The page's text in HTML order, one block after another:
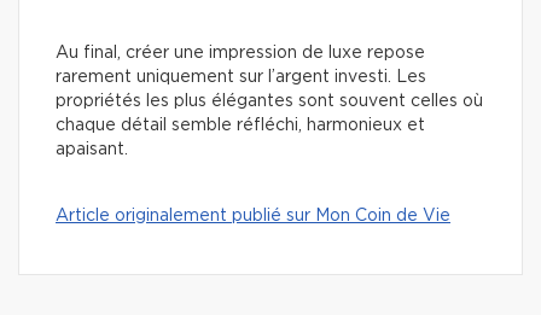
Au final, créer une impression de luxe repose
rarement uniquement sur l’argent investi. Les
propriétés les plus élégantes sont souvent celles où
chaque détail semble réfléchi, harmonieux et
apaisant.
Article originalement publié sur Mon Coin de Vie